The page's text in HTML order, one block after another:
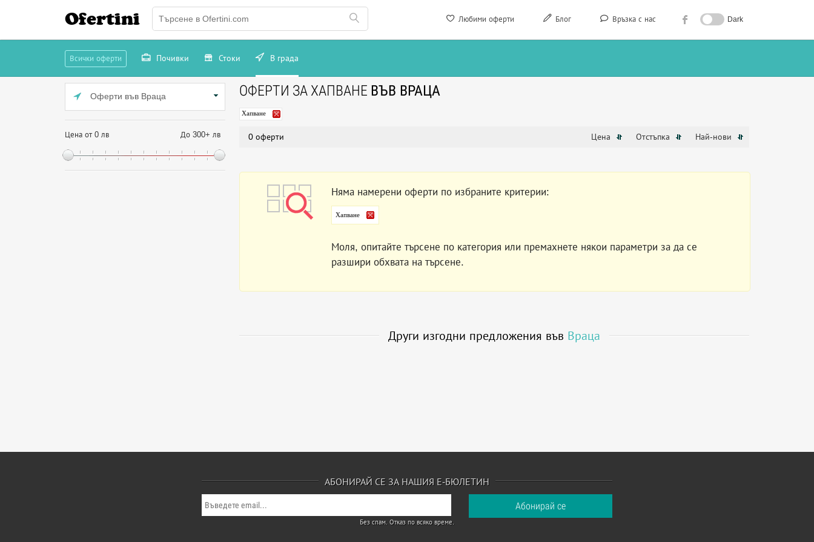
Любими оферти Блог Връзка с нас Dark
Ofertini
Всички оферти Почивки Стоки В града
Оферти във Враца
Цена от 0 лв До 300+ лв
ОФЕРТИ ЗА ХАПВАНЕ ВЪВ ВРАЦА
Хапване
0 оферти Цена Отстъпка Най-нови
Няма намерени оферти по избраните критерии:
Хапване
Моля, опитайте търсене по категория или премахнете някои параметри за да се
разшири обхвата на търсене.
Други изгодни предложения във Враца
АБОНИРАЙ СЕ ЗА НАШИЯ Е-БЮЛЕТИН
Без спам. Отказ по всяко време.